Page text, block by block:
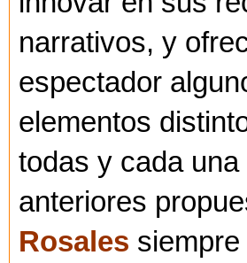
narrativos, y
espectador
elementos
todas y cada una
anteriores
Rosales